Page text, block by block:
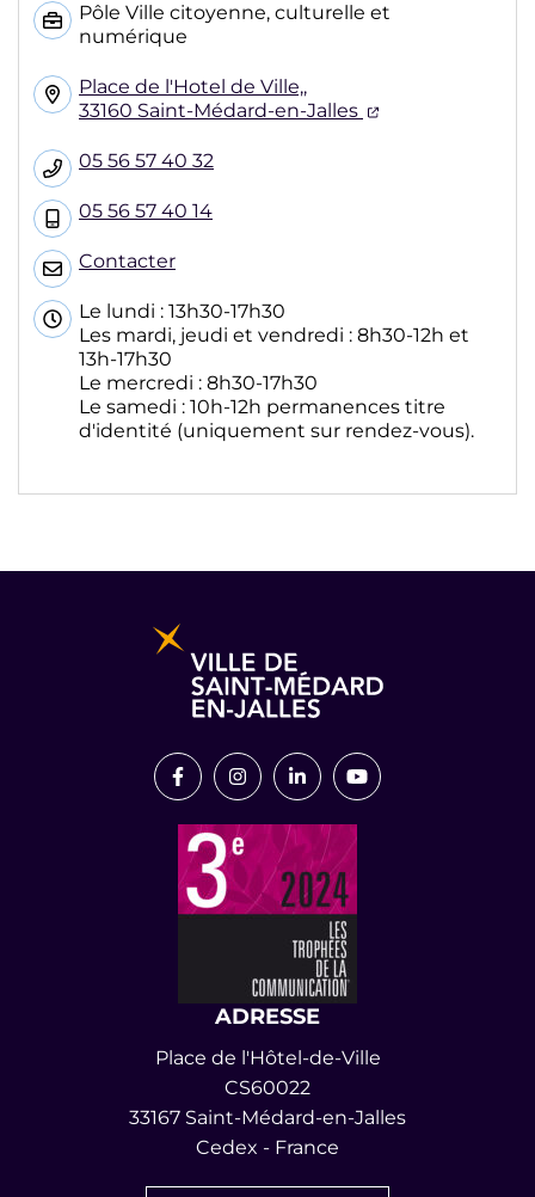
Pôle Ville citoyenne, culturelle et
numérique
Place de l'Hotel de Ville,,
33160 Saint-Médard-en-Jalles
(ouverture
05 56 57 40 32
05 56 57 40 14
Contacter
Le lundi : 13h30-17h30
Les mardi, jeudi et vendredi : 8h30-12h et
13h-17h30
Le mercredi : 8h30-17h30
Le samedi : 10h-12h permanences titre
d'identité (uniquement sur rendez-vous).
Lien vers le compte Facebook
Lien vers le compte Instagram
Lien vers le compte
Lien vers la
ADRESSE
Place de l'Hôtel-de-Ville
CS60022
33167 Saint-Médard-en-Jalles
Cedex - France